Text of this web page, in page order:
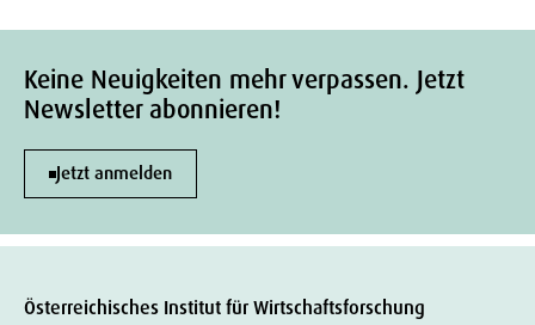
Keine Neuigkeiten mehr verpassen. Jetzt
Newsletter abonnieren!
Jetzt anmelden
Österreichisches Institut für Wirtschaftsforschung